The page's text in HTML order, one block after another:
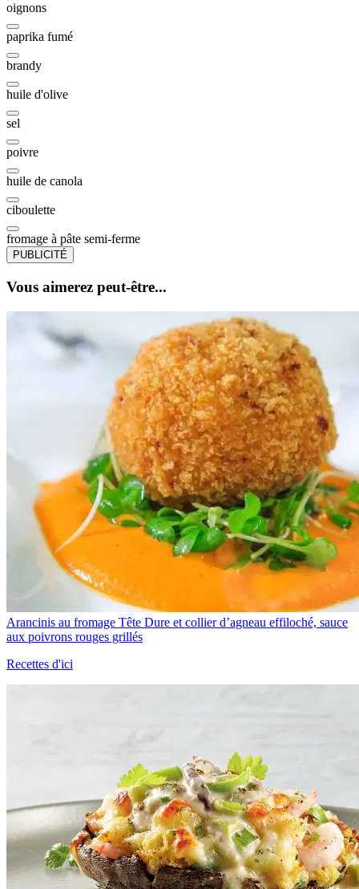
oignons
paprika fumé
brandy
huile d'olive
sel
poivre
huile de canola
ciboulette
fromage à pâte semi-ferme
PUBLICITÉ
Vous aimerez peut-être...
Arancinis au fromage Tête Dure et collier d’agneau effiloché, sauce
aux poivrons rouges grillés
Recettes d'ici